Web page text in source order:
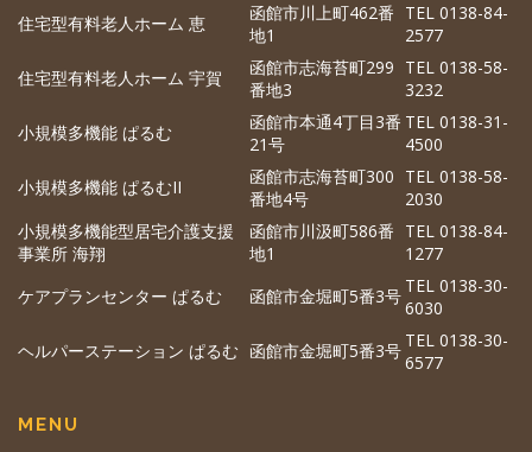
住宅型有料老人ホーム 恵
函館市川上町462番
地1
TEL 0138-84-
2577
住宅型有料老人ホーム 宇賀
函館市志海苔町299
番地3
TEL 0138-58-
3232
小規模多機能 ぱるむ
函館市本通4丁目3番
21号
TEL 0138-31-
4500
小規模多機能 ぱるむII
函館市志海苔町300
番地4号
TEL 0138-58-
2030
小規模多機能型居宅介護支援
事業所 海翔
函館市川汲町586番
地1
TEL 0138-84-
1277
ケアプランセンター ぱるむ
函館市金堀町5番3号 TEL 0138-30-
6030
ヘルパーステーション ぱるむ 函館市金堀町5番3号 TEL 0138-30-
6577
MENU